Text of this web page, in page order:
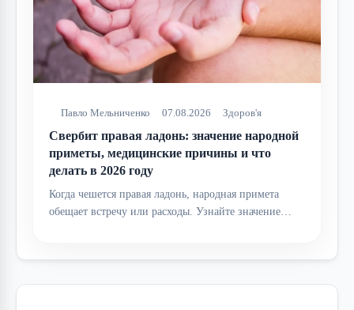
Павло Мельниченко 07.08.2026 Здоров'я
Свербит правая ладонь: значение народной
приметы, медицинские причины и что
делать в 2026 году
Когда чешется правая ладонь, народная примета
обещает встречу или расходы. Узнайте значение…